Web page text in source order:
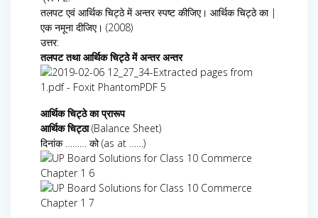
तलपट एवं आर्थिक चिट्ठे में अन्तर स्पष्ट कीजिए। आर्थिक चिट्ठे का |
एक नमूना दीजिए। (2008)
उत्तर:
तलपट तथा आर्थिक चिट्ठे में अन्तर अन्तर
आर्थिक चिट्ठे का प्रारूप
आर्थिक चिट्ठा(Balance Sheet)
दिनांक ……… को (as at ……)